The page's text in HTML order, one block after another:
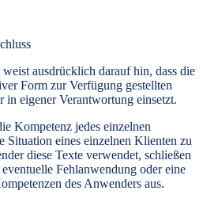
ausdrücklich darauf hin, dass die
Form zur Verfügung gestellten
in eigener Verantwortung einsetzt.
Kompetenz jedes einzelnen
Situation eines einzelnen Klienten zu
diese Texte verwendet, schließen
Fehlanwendung oder eine
des Anwenders aus.